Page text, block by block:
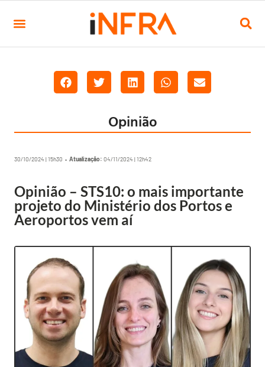
Opinião
30/10/2024 | 15h30 • Atualização: 04/11/2024 | 12h42
Opinião – STS10: o mais importante
projeto do Ministério dos Portos e
Aeroportos vem aí